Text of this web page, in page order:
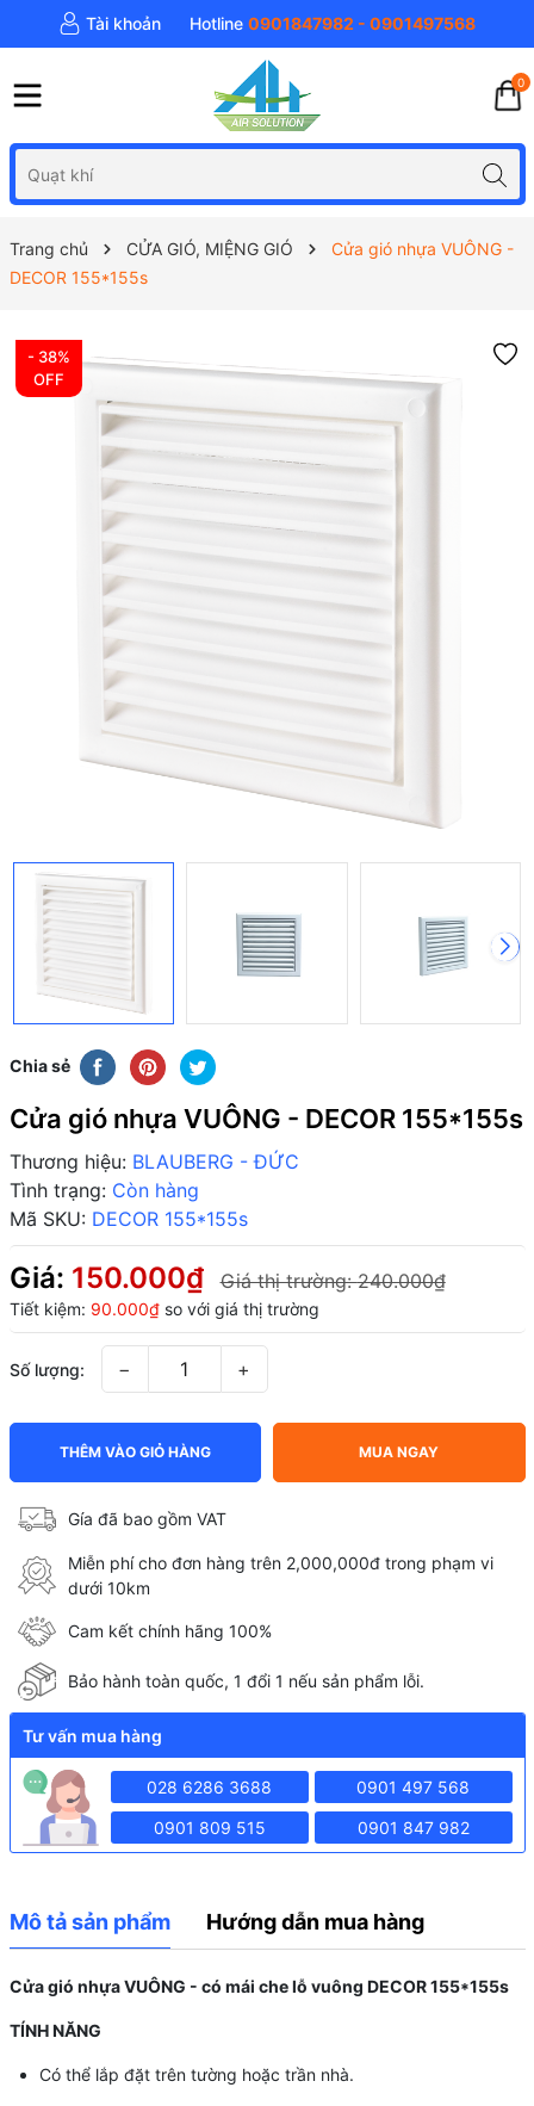
Tài khoản Hotline 0901847982 - 0901497568
0
Trang chủ CỬA GIÓ, MIỆNG GIÓ
Cửa gió nhựa VUÔNG -
DECOR 155*155s
- 38%
OFF
Chia sẻ
Cửa gió nhựa VUÔNG - DECOR 155*155s
Thương hiệu: BLAUBERG - ĐỨC
Tình trạng: Còn hàng
Mã SKU: DECOR 155*155s
Giá: 150.000₫ Giá thị trường:240.000₫
Tiết kiệm: 90.000₫so với giá thị trường
Số lượng: − +
THÊM VÀO GIỎ HÀNG MUA NGAY
Gía đã bao gồm VAT
Miễn phí cho đơn hàng trên 2,000,000đ trong phạm vi
dưới 10km
Cam kết chính hãng 100%
Bảo hành toàn quốc, 1 đổi 1 nếu sản phẩm lỗi.
Tư vấn mua hàng
028 6286 3688 0901 497 568
0901 809 515 0901 847 982
Mô tả sản phẩm Hướng dẫn mua hàng
Cửa gió nhựa VUÔNG - có mái che lỗ vuông DECOR 155*155s
TÍNH NĂNG
Có thể lắp đặt trên tường hoặc trần nhà.